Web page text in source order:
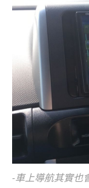
-車上導航其實也